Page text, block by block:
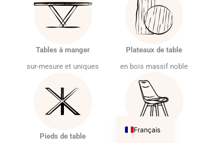
Tables à manger
sur-mesure et uniques
Plateaux de table
en bois massif noble
Pieds de table Assises
Français
English